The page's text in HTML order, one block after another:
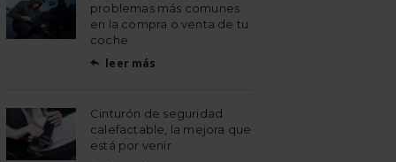
problemas más comunes
en la compra o venta de tu
coche
 leer más
Cinturón de seguridad
calefactable, la mejora que
está por venir